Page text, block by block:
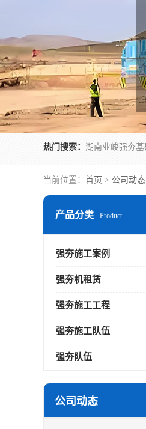
热门搜索：
当前位置： 首页 > 公司动态
产品分类 Product
强夯施工案例
强夯机租赁
强夯施工工程
强夯施工队伍
强夯队伍
公司动态